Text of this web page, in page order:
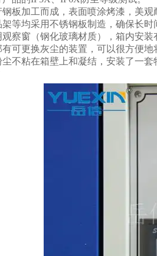
板加工而成，表面喷涂烤漆，美观
等均采用不锈钢板制造，确保长时
察窗（钢化玻璃材质），箱内安装
可更换灰尘的装置，可以很方便地
不粘在箱壁上和凝结，安装了一